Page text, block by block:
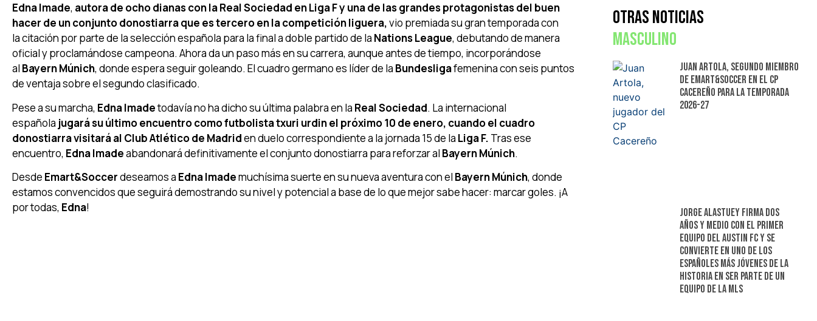
Edna Imade, autora de ocho dianas con la Real Sociedad en Liga F y una de las grandes protagonistas del buen
hacer de un conjunto donostiarra que es tercero en la competición liguera,vio premiada su gran temporada con
la citación por parte de la selección española para la final a doble partido de la Nations League, debutando de manera
oficial y proclamándose campeona. Ahora da un paso más en su carrera, aunque antes de tiempo, incorporándose
al Bayern Múnich, donde espera seguir goleando. El cuadro germano es líder de la Bundesligafemenina con seis puntos
de ventaja sobre el segundo clasificado.
Pese a su marcha, Edna Imadetodavía no ha dicho su última palabra en la Real Sociedad. La internacional
española jugará su último encuentro como futbolista txuri urdin el próximo 10 de enero, cuando el cuadro
donostiarra visitará al Club Atlético de Madriden duelo correspondiente a la jornada 15 de la Liga F. Tras ese
encuentro, Edna Imadeabandonará definitivamente el conjunto donostiarra para reforzar al Bayern Múnich.
Desde Emart&Soccerdeseamos a Edna Imademuchísima suerte en su nueva aventura con el Bayern Múnich, donde
estamos convencidos que seguirá demostrando su nivel y potencial a base de lo que mejor sabe hacer: marcar goles. ¡A
por todas, Edna!
Otras Noticias
Masculino
Juan Artola, segundo miembro
de Emart&Soccer en el CP
Cacereño para la temporada
2026-27
Jorge Alastuey firma dos
años y medio con el primer
equipo del Austin FC y se
convierte en uno de los
españoles más jóvenes de la
historia en ser parte de un
equipo de la MLS